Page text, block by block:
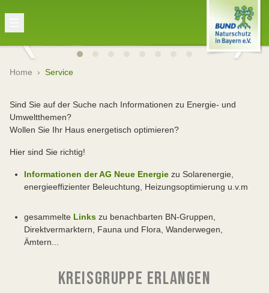
Home › Service
Sind Sie auf der Suche nach Informationen zu Energie- und
Umweltthemen?
Wollen Sie Ihr Haus energetisch optimieren?
Hier sind Sie richtig!
Informationen der AG Neue Energie zu Solarenergie,
energieeffizienter Beleuchtung, Heizungsoptimierung u.v.m
gesammelte Links zu benachbarten BN-Gruppen,
Direktvermarktern, Fauna und Flora, Wanderwegen,
Ämtern...
KREISGRUPPE ERLANGEN